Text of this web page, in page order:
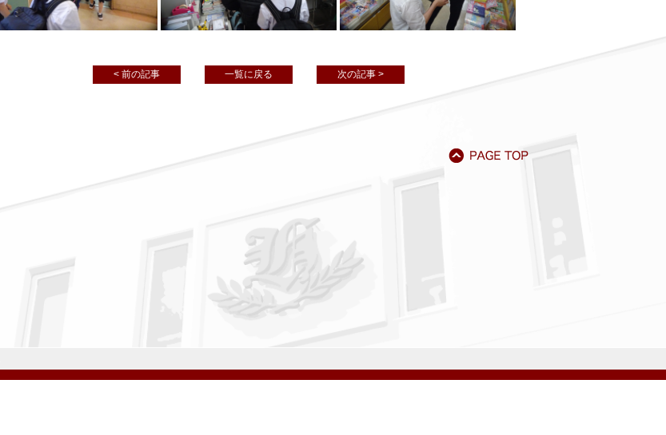
< 前の記事 一覧に戻る 次の記事 >